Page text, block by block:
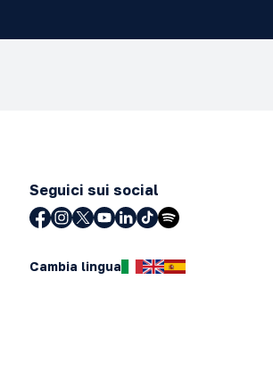
Seguici sui social
Cambia lingua